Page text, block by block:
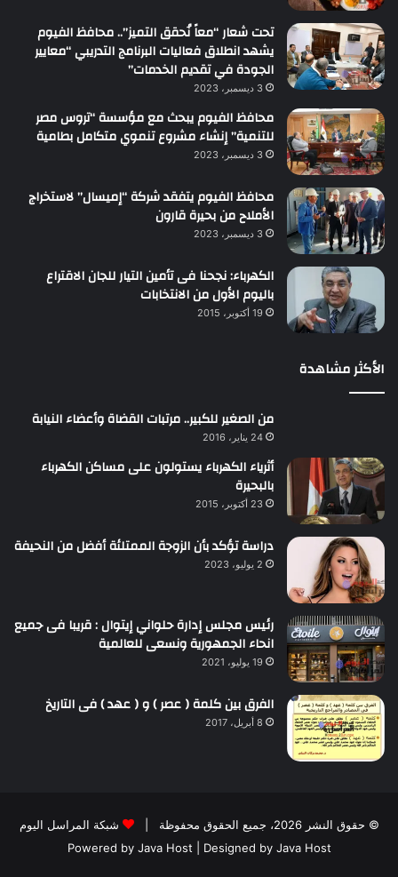
تحت شعار “معاً نُحقق التميز”.. محافظ الفيوم
يشهد انطلاق فعاليات البرنامج التدريبي “معايير
الجودة في تقديم الخدمات”
3 ديسمبر، 2023
محافظ الفيوم يبحث مع مؤسسة “تروس مصر
للتنمية” إنشاء مشروع تنموي متكامل بطامية
3 ديسمبر، 2023
محافظ الفيوم يتفقد شركة “إميسال” لاستخراج
الأملاح من بحيرة قارون
3 ديسمبر، 2023
الكهرباء: نجحنا فى تأمين التيار للجان الاقتراع
باليوم الأول من الانتخابات
19 أكتوبر، 2015
الأكثر مشاهدة
من الصغير للكبير.. مرتبات القضاة وأعضاء النيابة
24 يناير، 2016
أثرياء الكهرباء يستولون على مساكن الكهرباء
بالبحيرة
23 أكتوبر، 2015
دراسة تؤكد بأن الزوجة الممتلئة أفضل من النحيفة
2 يوليو، 2023
رئيس مجلس إدارة حلواني إيتوال : قريبا فى جميع
انحاء الجمهورية ونسعى للعالمية
19 يوليو، 2021
الفرق بين كلمة ( عصر ) و ( عهد ) فى التاريخ
8 أبريل، 2017
© حقوق النشر 2026، جميع الحقوق محفوظة |
شبكة المراسل اليوم
Powered by Java Host | Designed by Java Host